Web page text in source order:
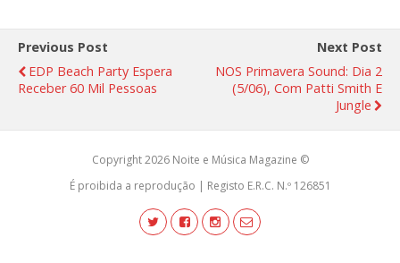
Previous Post
EDP Beach Party Espera
Receber 60 Mil Pessoas
Next Post
NOS Primavera Sound: Dia 2
(5/06), Com Patti Smith E
Jungle
Copyright 2026 Noite e Música Magazine ©
É proibida a reprodução | Registo E.R.C. N.º 126851